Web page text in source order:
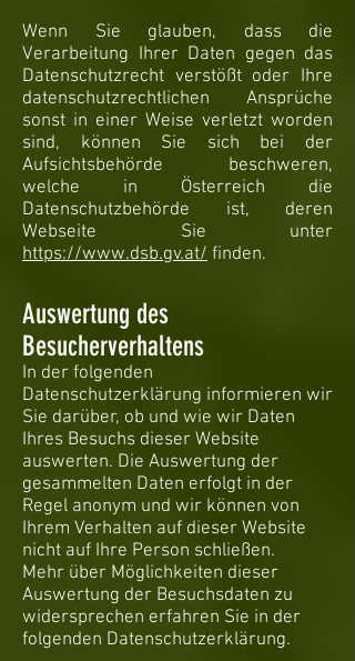
Wenn Sie glauben, dass die
Verarbeitung Ihrer Daten gegen das
Datenschutzrecht verstößt oder Ihre
datenschutzrechtlichen Ansprüche
sonst in einer Weise verletzt worden
sind, können Sie sich bei der
Aufsichtsbehörde beschweren,
welche in Österreich die
Datenschutzbehörde ist, deren
Webseite Sie unter
https://www.dsb.gv.at/ finden.
Auswertung des
Besucherverhaltens
In der folgenden
Datenschutzerklärung informieren wir
Sie darüber, ob und wie wir Daten
Ihres Besuchs dieser Website
auswerten. Die Auswertung der
gesammelten Daten erfolgt in der
Regel anonym und wir können von
Ihrem Verhalten auf dieser Website
nicht auf Ihre Person schließen.
Mehr über Möglichkeiten dieser
Auswertung der Besuchsdaten zu
widersprechen erfahren Sie in der
folgenden Datenschutzerklärung.